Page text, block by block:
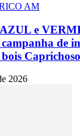
AM
e
de
bois
2026